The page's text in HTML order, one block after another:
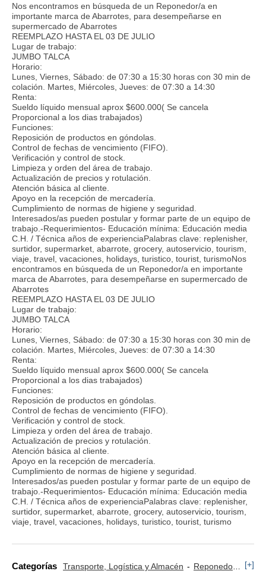
Nos encontramos en búsqueda de un Reponedor/a en
importante marca de Abarrotes, para desempeñarse en
supermercado de Abarrotes
REEMPLAZO HASTA EL 03 DE JULIO
Lugar de trabajo:
JUMBO TALCA
Horario:
Lunes, Viernes, Sábado: de 07:30 a 15:30 horas con 30 min de
colación. Martes, Miércoles, Jueves: de 07:30 a 14:30
Renta:
Sueldo líquido mensual aprox $600.000( Se cancela
Proporcional a los dias trabajados)
Funciones:
Reposición de productos en góndolas.
Control de fechas de vencimiento (FIFO).
Verificación y control de stock.
Limpieza y orden del área de trabajo.
Actualización de precios y rotulación.
Atención básica al cliente.
Apoyo en la recepción de mercadería.
Cumplimiento de normas de higiene y seguridad.
Interesados/as pueden postular y formar parte de un equipo de
trabajo.-Requerimientos- Educación mínima: Educación media
C.H. / Técnica años de experienciaPalabras clave: replenisher,
surtidor, supermarket, abarrote, grocery, autoservicio, tourism,
viaje, travel, vacaciones, holidays, turistico, tourist, turismoNos
encontramos en búsqueda de un Reponedor/a en importante
marca de Abarrotes, para desempeñarse en supermercado de
Abarrotes
REEMPLAZO HASTA EL 03 DE JULIO
Lugar de trabajo:
JUMBO TALCA
Horario:
Lunes, Viernes, Sábado: de 07:30 a 15:30 horas con 30 min de
colación. Martes, Miércoles, Jueves: de 07:30 a 14:30
Renta:
Sueldo líquido mensual aprox $600.000( Se cancela
Proporcional a los dias trabajados)
Funciones:
Reposición de productos en góndolas.
Control de fechas de vencimiento (FIFO).
Verificación y control de stock.
Limpieza y orden del área de trabajo.
Actualización de precios y rotulación.
Atención básica al cliente.
Apoyo en la recepción de mercadería.
Cumplimiento de normas de higiene y seguridad.
Interesados/as pueden postular y formar parte de un equipo de
trabajo.-Requerimientos- Educación mínima: Educación media
C.H. / Técnica años de experienciaPalabras clave: replenisher,
surtidor, supermarket, abarrote, grocery, autoservicio, tourism,
viaje, travel, vacaciones, holidays, turistico, tourist, turismo
Categorías Transporte, Logística y Almacén Reponedor y Cajero [+]